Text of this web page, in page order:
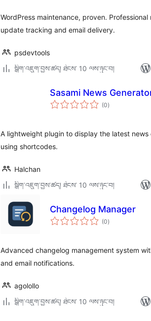
WordPress maintenance, proven.
update tracking and email delivery.
psdevtools
སྒྲིག་འཇུག་བྱས་ཚད། ཐེངས་ 10 ལས་ཉུང་བ།
Sasami News
(0གདེང་
འཇོག་
)
A lightweight plugin to display the latest
using shortcodes.
Halchan
སྒྲིག་འཇུག་བྱས་ཚད། ཐེངས་ 10 ལས་ཉུང་བ།
Changelog Manager
(0གདེང་
འཇོག་
)
Advanced changelog management system
and email notifications.
agolollo
སྒྲིག་འཇུག་བྱས་ཚད། ཐེངས་ 10 ལས་ཉུང་བ།